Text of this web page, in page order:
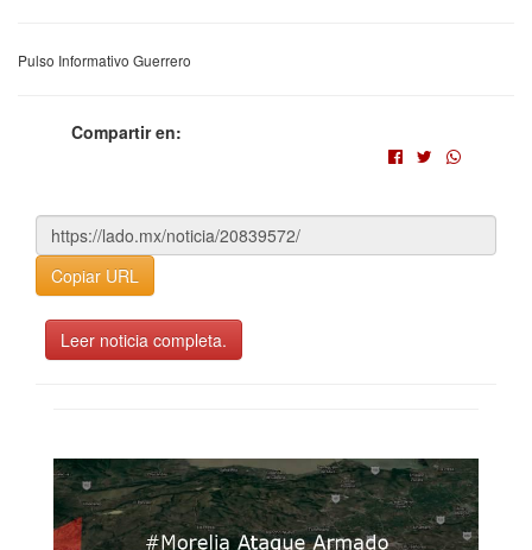
Pulso Informativo Guerrero
Compartir en:
Copiar URL
Leer noticia completa.